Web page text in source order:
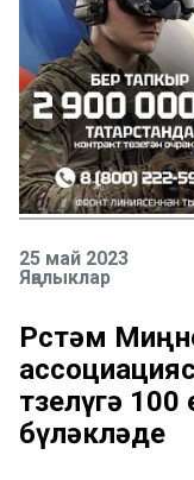
25 май 2023
Яңалыклар
Рөстәм
төзелүгә
бүләкләде